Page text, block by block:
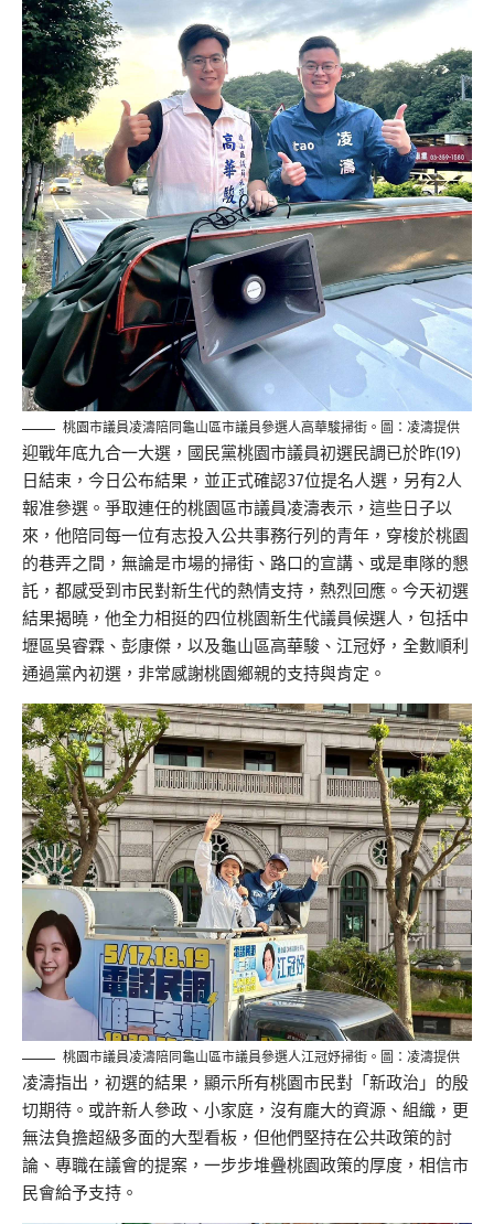
桃園市議員凌濤陪同龜山區市議員參選人高華駿掃街。圖：凌濤提供
迎戰年底九合一大選，國民黨桃園市議員初選民調已於昨(19)
日結束，今日公布結果，並正式確認37位提名人選，另有2人
報准參選。爭取連任的桃園區市議員凌濤表示，這些日子以
來，他陪同每一位有志投入公共事務行列的青年，穿梭於桃園
的巷弄之間，無論是市場的掃街、路口的宣講、或是車隊的懇
託，都感受到市民對新生代的熱情支持，熱烈回應。今天初選
結果揭曉，他全力相挺的四位桃園新生代議員候選人，包括中
壢區吳睿霖、彭康傑，以及龜山區高華駿、江冠妤，全數順利
通過黨內初選，非常感謝桃園鄉親的支持與肯定。
桃園市議員凌濤陪同龜山區市議員參選人江冠妤掃街。圖：凌濤提供
凌濤指出，初選的結果，顯示所有桃園市民對「新政治」的殷
切期待。或許新人參政、小家庭，沒有龐大的資源、組織，更
無法負擔超級多面的大型看板，但他們堅持在公共政策的討
論、專職在議會的提案，一步步堆疊桃園政策的厚度，相信市
民會給予支持。